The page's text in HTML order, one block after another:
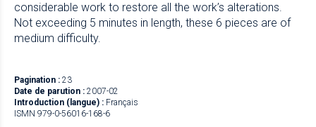
considerable work to restore all the work’s alterations.
Not exceeding 5 minutes in length, these 6 pieces are of
medium difficulty.
Pagination : 23
Date de parution : 2007-02
Introduction (langue) : Français
ISMN 979-0-56016-168-6